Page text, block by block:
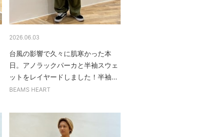
2026.06.03
台風の影響で久々に肌寒かった本
日。アノラックパーカと半袖スウェ
ットをレイヤードしました！半袖...
BEAMS HEART